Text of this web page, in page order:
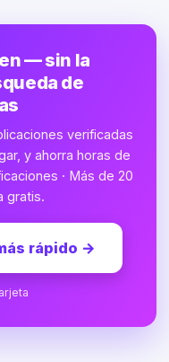
— sin la
de
verificadas
y ahorra horas de
· Más de 20
gratis.
rápido →